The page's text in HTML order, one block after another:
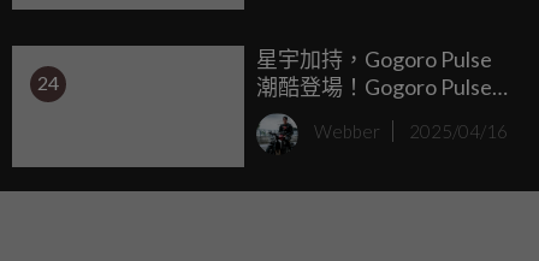
24
星宇加持，Gogoro Pulse
潮酷登場！Gogoro Pulse
Starwalker Edition 星宇航
空特仕版 開啟貼地飛行體
Webber 2025/04/16